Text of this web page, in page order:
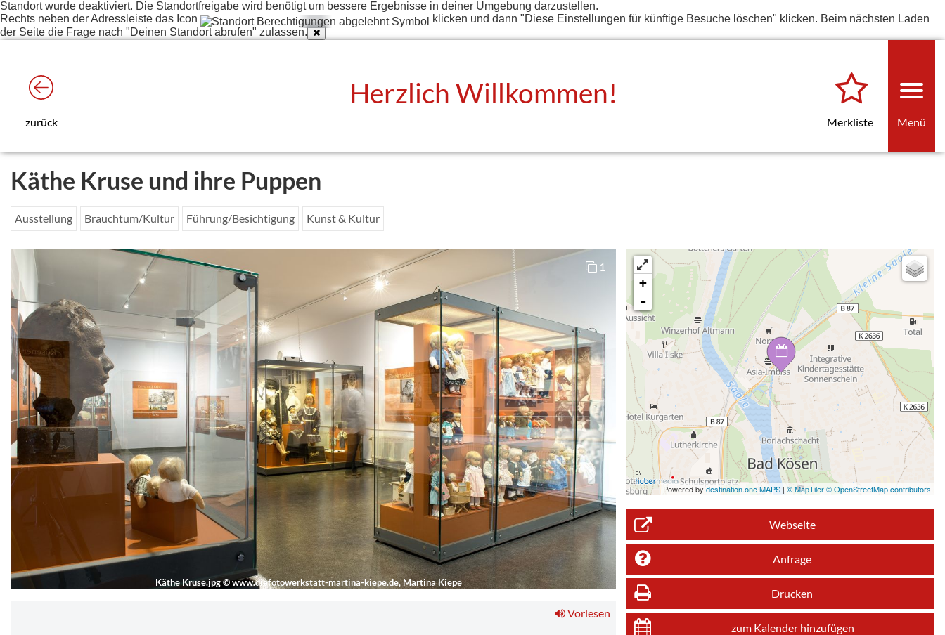
Standort wurde deaktiviert. Die Standortfreigabe wird benötigt um bessere Ergebnisse in deiner Umgebung darzustellen.
Rechts neben der Adressleiste das Icon
klicken und dann "Diese Einstellungen für künftige Besuche löschen" klicken. Beim nächsten Laden
der Seite die Frage nach "Deinen Standort abrufen" zulassen.
zurück
Herzlich Willkommen!
Merkliste Menü
Käthe Kruse und ihre Puppen
Ausstellung Brauchtum/Kultur Führung/Besichtigung Kunst & Kultur
Käthe Kruse.jpg©www.diefotowerkstatt-martina-kiepe.de, Martina Kiepe
1
Vorlesen
+
-
Powered bydestination.one MAPS | © MapTiler © OpenStreetMap contributors
Webseite
Anfrage
Drucken
zum Kalender hinzufügen